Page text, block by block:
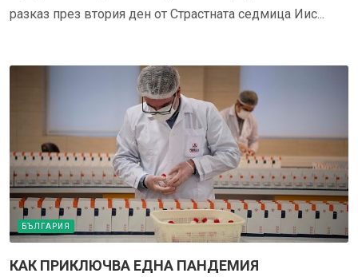
разказ през втория ден от Страстната седмица Иис...
БЪЛГАРИЯ
КАК ПРИКЛЮЧВА ЕДНА ПАНДЕМИЯ